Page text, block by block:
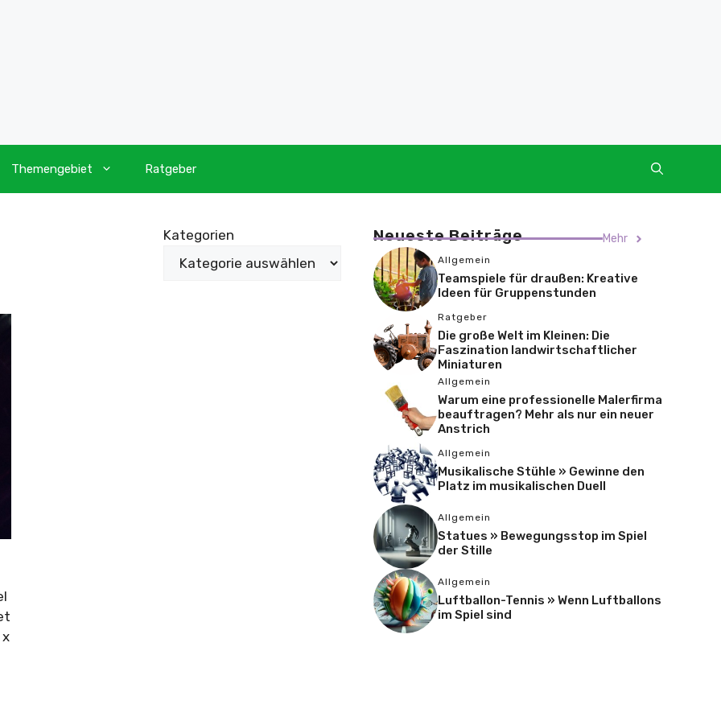
Themengebiet Ratgeber
Kategorien
x
Neueste Beiträge Mehr
Allgemein
Teamspiele für draußen: Kreative
Ideen für Gruppenstunden
Ratgeber
Die große Welt im Kleinen: Die
Faszination landwirtschaftlicher
Miniaturen
Allgemein
Warum eine professionelle Malerfirma
beauftragen? Mehr als nur ein neuer
Anstrich
Allgemein
Musikalische Stühle » Gewinne den
Platz im musikalischen Duell
Allgemein
Statues » Bewegungsstop im Spiel
der Stille
Allgemein
Luftballon-Tennis » Wenn Luftballons
im Spiel sind